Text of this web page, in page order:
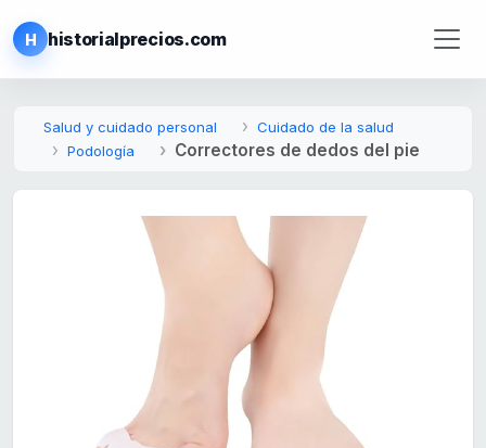
H historialprecios.com
Salud y cuidado personal
Cuidado de la salud
Podología
Correctores de dedos del pie